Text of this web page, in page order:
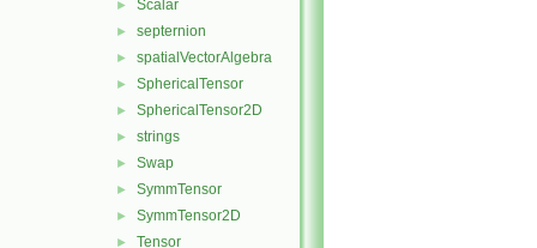
► Scalar
► septernion
► spatialVectorAlgebra
► SphericalTensor
► SphericalTensor2D
► strings
► Swap
► SymmTensor
► SymmTensor2D
► Tensor